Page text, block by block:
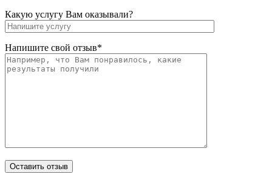
Какую услугу Вам оказывали?
Напишите свой отзыв*